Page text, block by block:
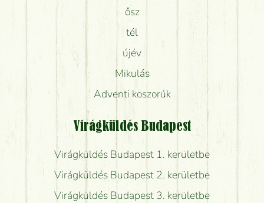
ősz
tél
újév
Mikulás
Adventi koszorúk
Virágküldés Budapest
Virágküldés Budapest 1. kerületbe
Virágküldés Budapest 2. kerületbe
Virágküldés Budapest 3. kerületbe